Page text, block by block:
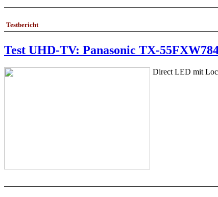
Testbericht
Test UHD-TV: Panasonic TX-
Direct LED mit